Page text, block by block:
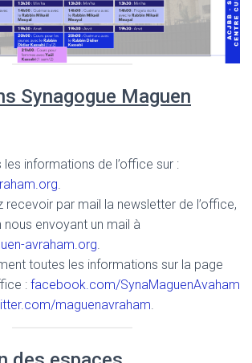
Synagogue Maguen
informations de l’office sur :
recevoir par mail la newsletter de l’office,
nous envoyant un mail à
avraham.org
toutes les informations sur la page
: facebook.com/SynaMaguenAvaham
maguenavraham